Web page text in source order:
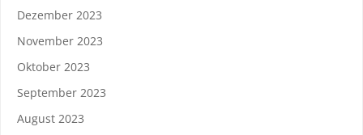
Dezember 2023
November 2023
Oktober 2023
September 2023
August 2023